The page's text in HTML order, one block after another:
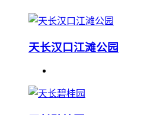
天长汉口江滩公园